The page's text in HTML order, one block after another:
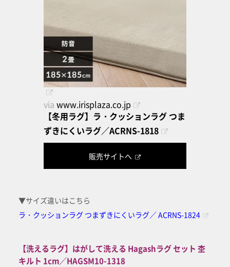
via www.irisplaza.co.jp
【冬用ラグ】ラ・クッションラグ つま
ずきにくいラグ／ACRNS-1818
販売サイトへ
▼サイズ違いはこちら
ラ・クッションラグ つまずきにくいラグ／ ACRNS-1824
【洗えるラグ】はがして洗える Hagashラグ セット 杢
キルト 1cm／HAGSM10-1318